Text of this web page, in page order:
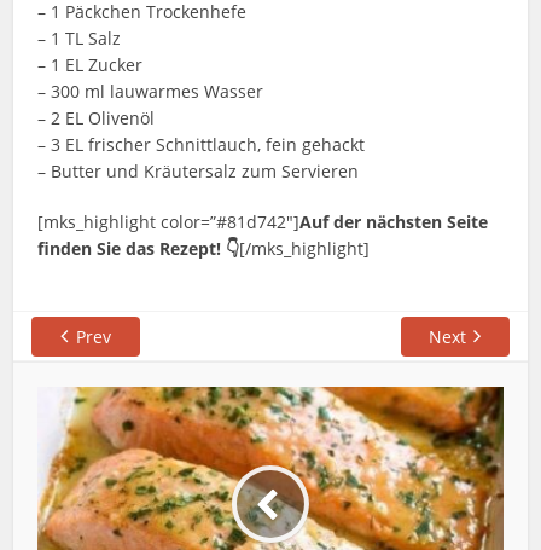
– 1 Päckchen Trockenhefe
– 1 TL Salz
– 1 EL Zucker
– 300 ml lauwarmes Wasser
– 2 EL Olivenöl
– 3 EL frischer Schnittlauch, fein gehackt
– Butter und Kräutersalz zum Servieren
[mks_highlight color=”#81d742″]Auf der nächsten Seite
finden Sie das Rezept! 👇[/mks_highlight]
Prev Next